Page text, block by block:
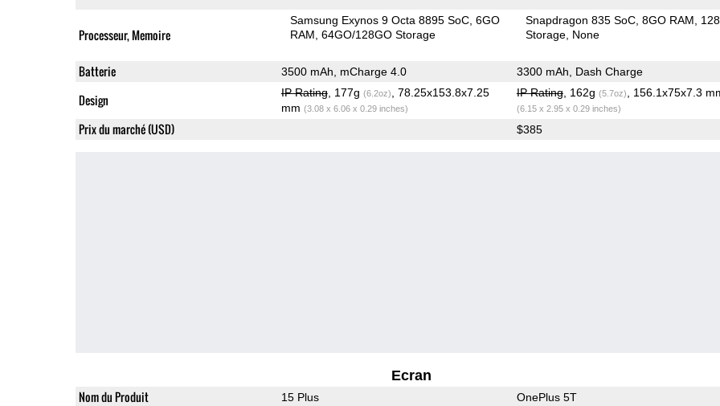
Processeur, Memoire
Samsung Exynos 9 Octa 8895 SoC 6GO
RAM 64GO/128GO Storage
Snapdragon 835 SoC 8GO RAM
Storage None
Batterie 3500 mAh, mCharge 4.0 3300 mAh, Dash Charge
Design IP Rating, 177g (6.2oz)
, 78.25x153.8x7.25
mm (3.08 x 6.06 x 0.29 inches)
IP Rating, 162g (5.7oz) , 156.1x75x7.3
(6.15 x 2.95 x 0.29 inches)
Prix du marché (USD) $385
Ecran
Nom du Produit 15 Plus OnePlus 5T